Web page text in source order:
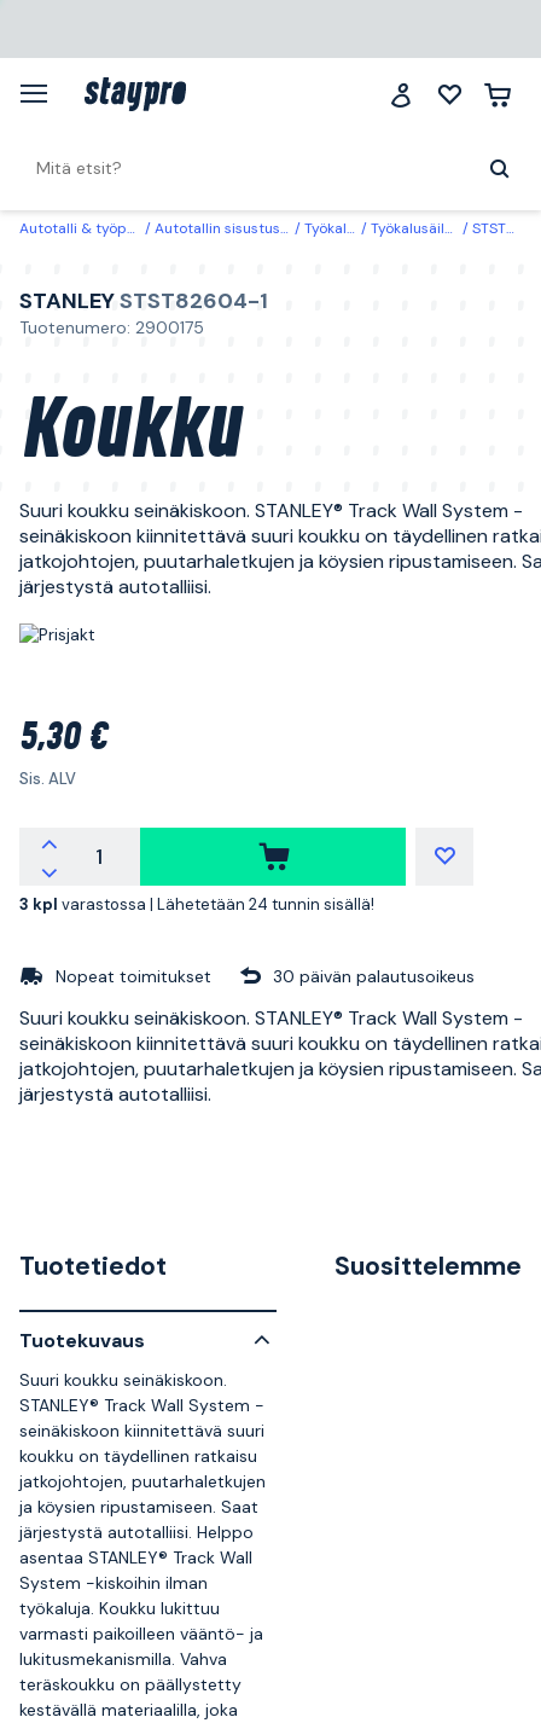
Autotalli & työpaikka Autotallin sisustus & säilytys Työkalusäilytys Työkalusäilytyksen lisätarvikkeet STST82604-1 STANLEY Koukku
STANLEYSTST82604-1
Tuotenumero: 2900175
Koukku
Suuri koukku seinäkiskoon. STANLEY® Track Wall System -
seinäkiskoon kiinnitettävä suuri koukku on täydellinen
jatkojohtojen, puutarhaletkujen ja köysien ripustamiseen.
järjestystä autotalliisi.
5,30 €
Sis. ALV
3 kpl varastossa | Lähetetään 24 tunnin sisällä!
Nopeat toimitukset 30 päivän palautusoikeus
Suuri koukku seinäkiskoon. STANLEY® Track Wall System -
seinäkiskoon kiinnitettävä suuri koukku on täydellinen
jatkojohtojen, puutarhaletkujen ja köysien ripustamiseen.
järjestystä autotalliisi.
Tuotetiedot
Tuotekuvaus
Suuri koukku seinäkiskoon.
STANLEY® Track Wall System -
seinäkiskoon kiinnitettävä suuri
koukku on täydellinen ratkaisu
jatkojohtojen, puutarhaletkujen
ja köysien ripustamiseen. Saat
järjestystä autotalliisi. Helppo
asentaa STANLEY® Track Wall
System -kiskoihin ilman
työkaluja. Koukku lukittuu
varmasti paikoilleen vääntö- ja
lukitusmekanismilla. Vahva
teräskoukku on päällystetty
kestävällä materiaalilla, joka
Suosittelemme